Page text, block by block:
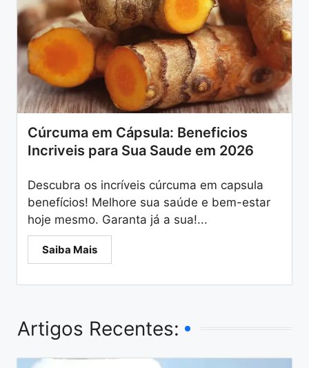
Cúrcuma em Cápsula: Beneficios
Incriveis para Sua Saude em 2026
Descubra os incríveis cúrcuma em capsula
benefícios! Melhore sua saúde e bem-estar
hoje mesmo. Garanta já a sua!...
Saiba Mais
Artigos Recentes: